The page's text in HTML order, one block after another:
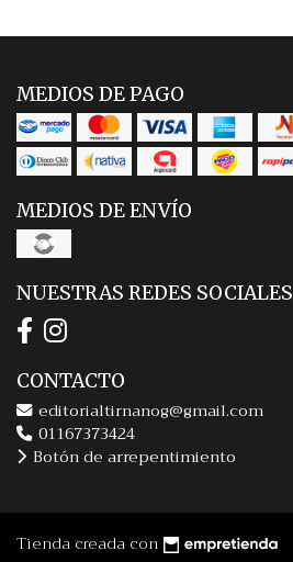
MEDIOS DE PAGO
MEDIOS DE ENVÍO
NUESTRAS REDES SOCIALES
CONTACTO
editorialtirnanog@gmail.com
01167373424
Botón de arrepentimiento
Tienda creada con